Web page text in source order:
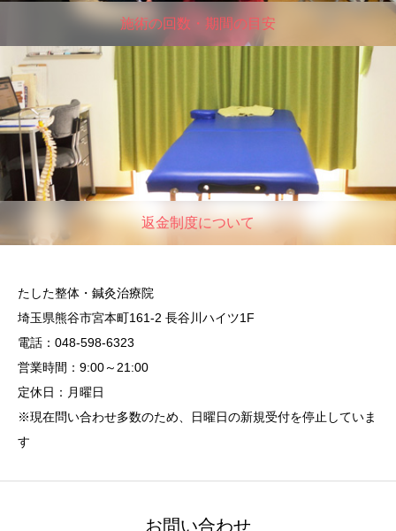
施術の回数・期間の目安
返金制度について
たした整体・鍼灸治療院
埼玉県熊谷市宮本町161-2 長谷川ハイツ1F
電話：048-598-6323
営業時間：9:00～21:00
定休日：月曜日
※現在問い合わせ多数のため、日曜日の新規受付を停止していま
す
お問い合わせ